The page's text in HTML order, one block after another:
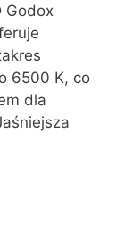
Godox
6500 K, co
dla